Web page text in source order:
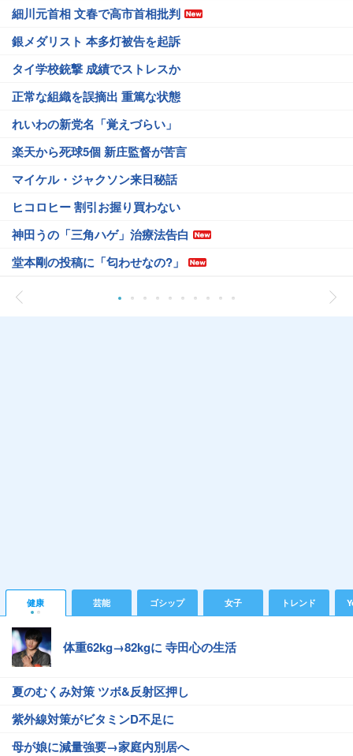
細川元首相 文春で高市首相批判
銀メダリスト 本多灯被告を起訴
タイ学校銃撃 成績でストレスか
正常な組織を誤摘出 重篤な状態
れいわの新党名「覚えづらい」
楽天から死球5個 新庄監督が苦言
マイケル・ジャクソン来日秘話
ヒコロヒー 割引お握り買わない
神田うの「三角ハゲ」治療法告白
堂本剛の投稿に「匂わせなの?」
健康 芸能 ゴシップ 女子 トレンド
体重62kg→82kgに 寺田心の生活
夏のむくみ対策 ツボ&反射区押し
紫外線対策がビタミンD不足に
母が娘に減量強要→家庭内別居へ